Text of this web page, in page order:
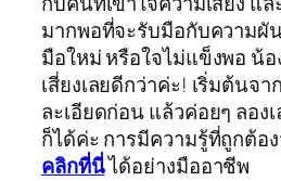
มากพอที่จะรับมือกับความผั
มือใหม่ หรือใจไม่แข็งพอ น้อ
เสี่ยงเลยดีกว่าค่ะ! เริ่มต้นจ
ละเอียดก่อน แล้วค่อยๆ ลอง
ก็ได้ค่ะ การมีความรู้ที่ถูกต้อ
คลิกที่นี่ได้อย่างมืออาชีพ